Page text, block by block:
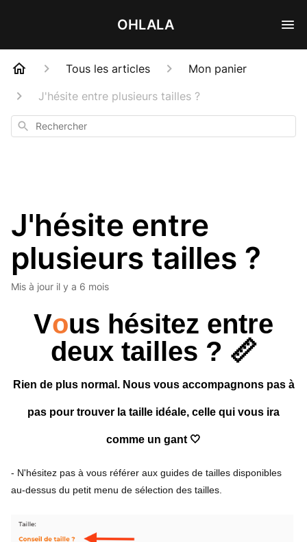
OHLALA
Tous les articles
Mon panier
J'hésite entre plusieurs tailles ?
Rechercher
J'hésite entre
plusieurs tailles ?
Mis à jour il y a 6 mois
Vous hésitez entre
deux tailles ? 📏
Rien de plus normal. Nous vous accompagnons pas à
pas pour trouver la taille idéale, celle qui vous ira
comme un gant 🤍
- N'hésitez pas à vous référer aux guides de tailles disponibles
au-dessus du petit menu de sélection des tailles.